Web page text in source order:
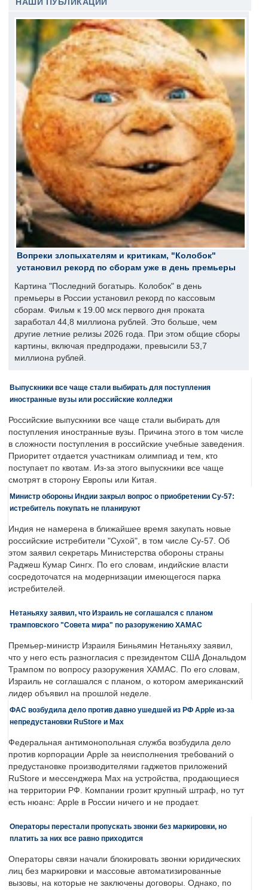
НАШИ ПУБЛИКАЦИИ
Вопреки злопыхателям и критикам, "Колобок"
установил рекорд по сборам уже в день премьеры
Картина "Последний богатырь. Колобок" в день
премьеры в России установил рекорд по кассовым
сборам. Фильм к 19.00 мск первого дня проката
заработал 44,8 миллиона рублей. Это больше, чем
другие летние релизы 2026 года. При этом общие сборы
картины, включая предпродажи, превысили 53,7
миллиона рублей.
Выпускники все чаще стали выбирать для поступления
иностранные вузы или российские колледжи
Российские выпускники все чаще стали выбирать для
поступления иностранные вузы. Причина этого в том числе
в сложности поступления в российские учебные заведения.
Приоритет отдается участникам олимпиад и тем, кто
поступает по квотам. Из-за этого выпускники все чаще
смотрят в сторону Европы или Китая.
Министр обороны Индии закрыл вопрос о приобретении Су-57:
истребитель покупать не планируют
Индия не намерена в ближайшее время закупать новые
российские истребители "Сухой", в том числе Су-57. Об
этом заявил секретарь Министерства обороны страны
Раджеш Кумар Сингх. По его словам, индийские власти
сосредоточатся на модернизации имеющегося парка
истребителей.
Нетаньяху заявил, что Израиль не соглашался с планом
трамповского "Совета мира" по разоружению ХАМАС
Премьер-министр Израиля Биньямин Нетаньяху заявил,
что у него есть разногласия с президентом США Дональдом
Трампом по вопросу разоружения ХАМАС. По его словам,
Израиль не соглашался с планом, о котором американский
лидер объявил на прошлой неделе.
ФАС возбудила дело против давно ушедшей из РФ Apple из-за
непредустановки RuStore и Max
Федеральная антимонопольная служба возбудила дело
против корпорации Apple за неисполнения требований о
предустановке производителями гаджетов приложений
RuStore и мессенджера Max на устройства, продающиеся
на территории РФ. Компании грозит крупный штраф, но тут
есть нюанс: Apple в России ничего и не продает.
Операторы перестали пропускать звонки без маркировки, но
платить за них все равно приходится
Операторы связи начали блокировать звонки юридических
лиц без маркировки и массовые автоматизированные
вызовы, на которые не заключены договоры. Однако, по